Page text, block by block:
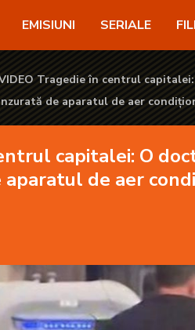
doctoriță de 42 de ani a fost
EMISIUNI SERIALE
Tragedie în centrul
de aparatul de aer
capitalei: O
aparatul de aer